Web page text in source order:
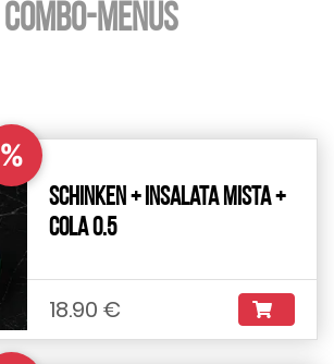
Combo-Menüs
%
Schinken + Insalata Mista +
Cola 0.5
18.90 €